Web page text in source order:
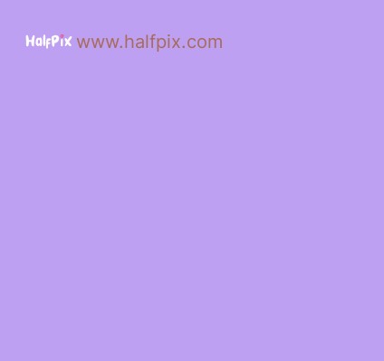
www.halfpix.com